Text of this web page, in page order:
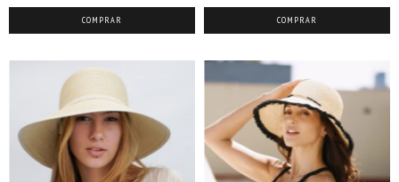
COMPRAR COMPRAR